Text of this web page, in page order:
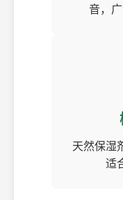
音，
天然保湿
适